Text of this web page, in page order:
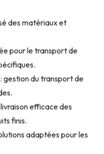
des matériaux et
pour le transport de
: gestion du transport de
livraison efficace des
finis.
adaptées pour les